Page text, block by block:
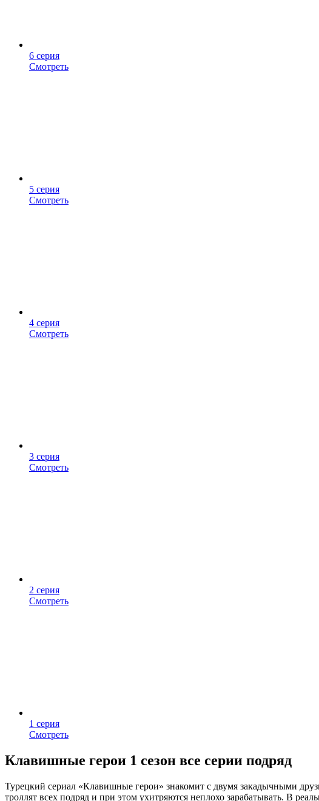
6 серия
Смотреть
5 серия
Смотреть
4 серия
Смотреть
3 серия
Смотреть
2 серия
Смотреть
1 серия
Смотреть
Клавишные герои 1 сезон все серии подряд
Турецкий сериал «Клавишные герои» знакомит с двумя закадычными
троллят всех подряд и при этом ухитряются неплохо зарабатывать. В